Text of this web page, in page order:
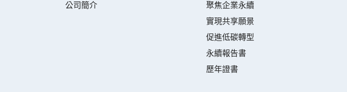
公司簡介
聚焦企業永續
實現共享願景
促進低碳轉型
永續報告書
歷年證書